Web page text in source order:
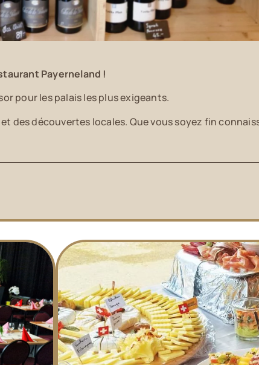
Payerneland !
pour les palais les plus exigeants.
des découvertes locales. Que vous soyez fin